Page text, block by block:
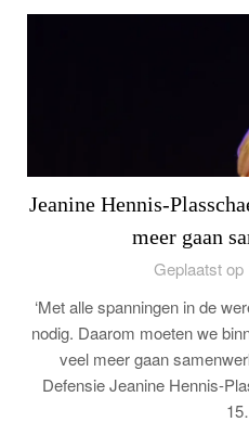
Jeanine Hennis-
meer gaan
Geplaatst op
‘Met alle spanningen in de
nodig. Daarom moeten we
veel meer gaan
Defensie Jeanine Hennis-